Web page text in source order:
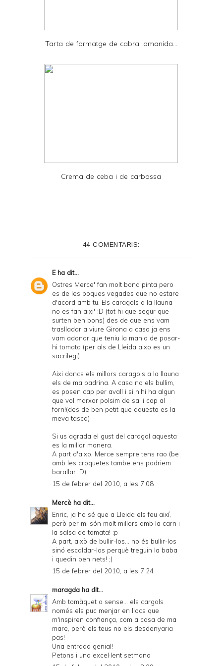
Tarta de formatge de cabra, amanida...
Crema de ceba i de carbassa
44 COMENTARIS:
Eha dit...
Ostres Merce' fan molt bona pinta pero
es de les poques vegades que no estare
d'acord amb tu. Els caragols a la llauna
no es fan aixi' :D (tot hi que segur que
surten ben bons) des de que ens vam
traslladar a viure Girona a casa ja ens
vam adonar que teniu la mania de posar-
hi tomata (per als de Lleida aixo es un
sacrilegi)
Aixi doncs els millors caragols a la llauna
els de ma padrina. A casa no els bullim,
es posen cap per avall i si n'hi ha algun
que vol marxar polsim de sal i cap al
forn!(des de ben petit que aquesta es la
meva tasca)
Si us agrada el gust del caragol aquesta
es la millor manera.
A part d'aixo, Merce sempre tens rao (be
amb les croquetes tambe ens podriem
barallar :D)
15 de febrer del 2010, a les 7:08
Mercè ha dit...
Enric, ja ho sé que a Lleida els feu així,
però per mi són molt millors amb la carn i
la salsa de tomata! :p
A part, això de bullir-los... no és bullir-los
sinó escaldar-los perquè treguin la baba
i quedin ben nets! ;)
15 de febrer del 2010, a les 7:24
maragda ha dit...
Amb tomàquet o sense... els cargols
només els puc menjar en llocs que
m'inspiren confiança, com a casa de ma
mare, però els teus no els desdenyaria
pas!
Una entrada genial!
Petons i una excel·lent setmana